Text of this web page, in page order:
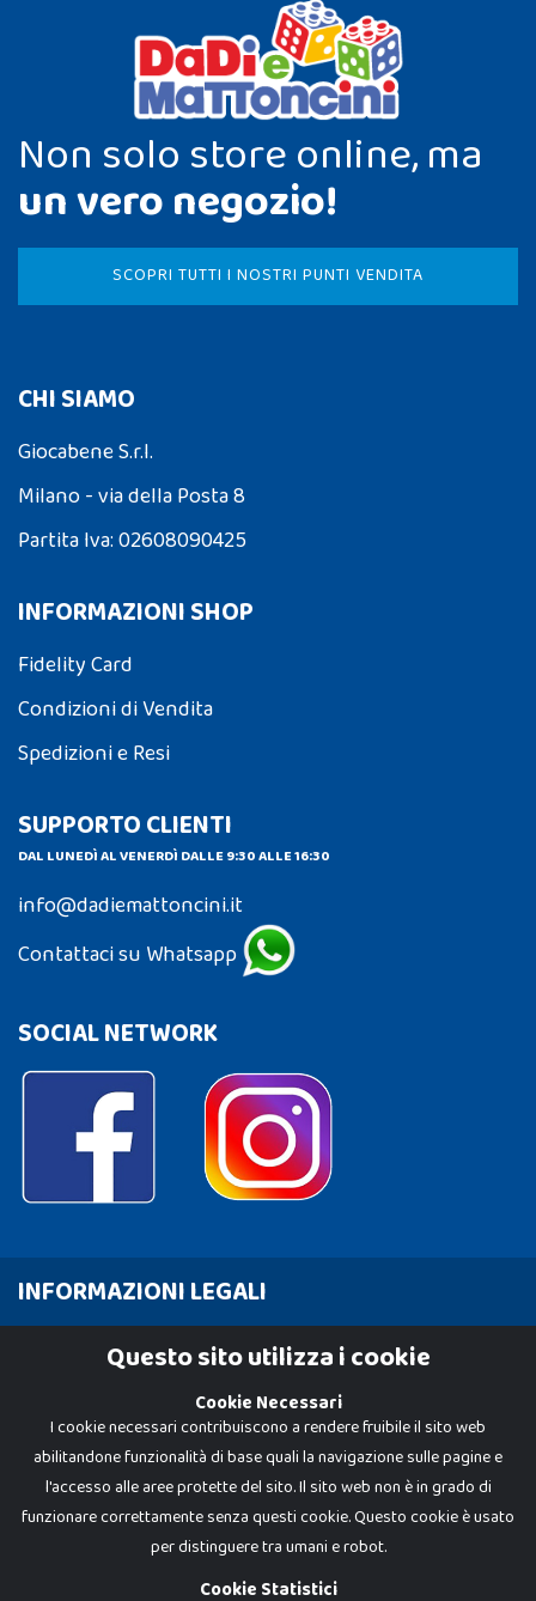
Non solo store online, ma
un vero negozio!
SCOPRI TUTTI I NOSTRI PUNTI VENDITA
CHI SIAMO
Giocabene S.r.l.
Milano - via della Posta 8
Partita Iva: 02608090425
INFORMAZIONI SHOP
Fidelity Card
Condizioni di Vendita
Spedizioni e Resi
SUPPORTO CLIENTI
DAL LUNEDÌ AL VENERDÌ DALLE 9:30 ALLE 16:30
info@dadiemattoncini.it
Contattaci su Whatsapp
SOCIAL NETWORK
INFORMAZIONI LEGALI
Cookie PolicyQuesto sito utilizza i cookie
Cookie Necessari
I cookie necessari contribuiscono a rendere fruibile il sito web
abilitandone funzionalità di base quali la navigazione sulle pagine e
l'accesso alle aree protette del sito. Il sito web non è in grado di
funzionare correttamente senza questi cookie. Questo cookie è usato
per distinguere tra umani e robot.
Cookie Statistici